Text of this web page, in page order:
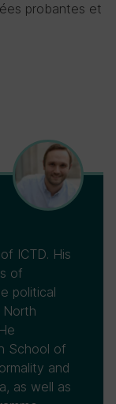
probantes et
ICTD. His
of
political
School of
and
as well as